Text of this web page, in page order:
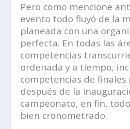
Pero como mencione
evento todo fluyó de la
planeada con una
perfecta. En todas las
competencias
ordenada y a tiempo,
competencias de finales
después de la
campeonato, en fin,
bien cronometrado.